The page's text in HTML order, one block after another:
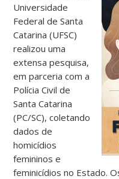
Universidade
Federal de Santa
Catarina (UFSC)
realizou uma
extensa pesquisa,
em parceria com a
Polícia Civil de
Santa Catarina
(PC/SC), coletando
dados de
homicídios
femininos e
feminicídios no Estado.